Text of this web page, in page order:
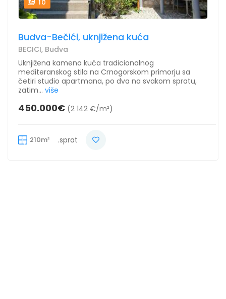
10
Budva-Bečići, uknjižena kuća
BECICI, Budva
Uknjižena kamena kuća tradicionalnog
mediteranskog stila na Crnogorskom primorju sa
četiri studio apartmana, po dva na svakom spratu,
zatim... više
450.000€ (2 142 €/m²)
210m² .sprat